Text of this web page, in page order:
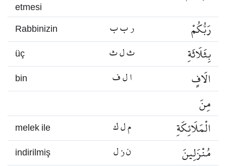
etmesi
Rabbinizin ر ب ب رَبُّكُمْ
üç ث ل ث بِثَلَاثَةِ
bin ا ل ف
الَافٍ
مِنَ
melek ile م ل ك الْمَلَائِكَةِ
indirilmiş ن ز ل مُنْزَلِينَ